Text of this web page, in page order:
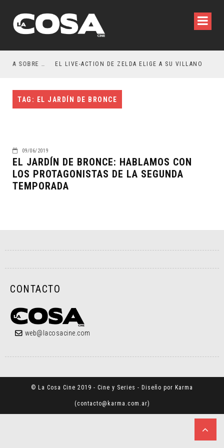
RESEÑA LA INVITACIÓN: OLIVIA WILDE REFLEXIONA SOBRE LA VIDA CONYUGAL EL LIVE-ACTION DE ZELDA ELIGE A SU VILLANO
TAG: EL JARDÍN DE BRONCE
09/06/2019
EL JARDÍN DE BRONCE: HABLAMOS CON
LOS PROTAGONISTAS DE LA SEGUNDA
TEMPORADA
CONTACTO
web@lacosacine.com
© La Cosa Cine 2019 - Cine y Series - Diseño por Karma
(contacto@karma.com.ar)